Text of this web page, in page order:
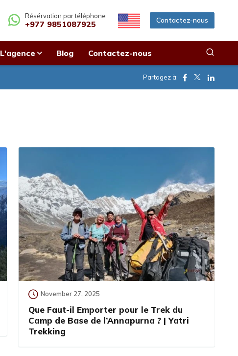
Résérvation par téléphone
+977 9851087925 Contactez-nous
L'agence Blog Contactez-nous
Partagez à: Facebook
Twitter
November 27, 2025
Que Faut-il Emporter pour le Trek du
Camp de Base de l’Annapurna ? | Yatri
Trekking